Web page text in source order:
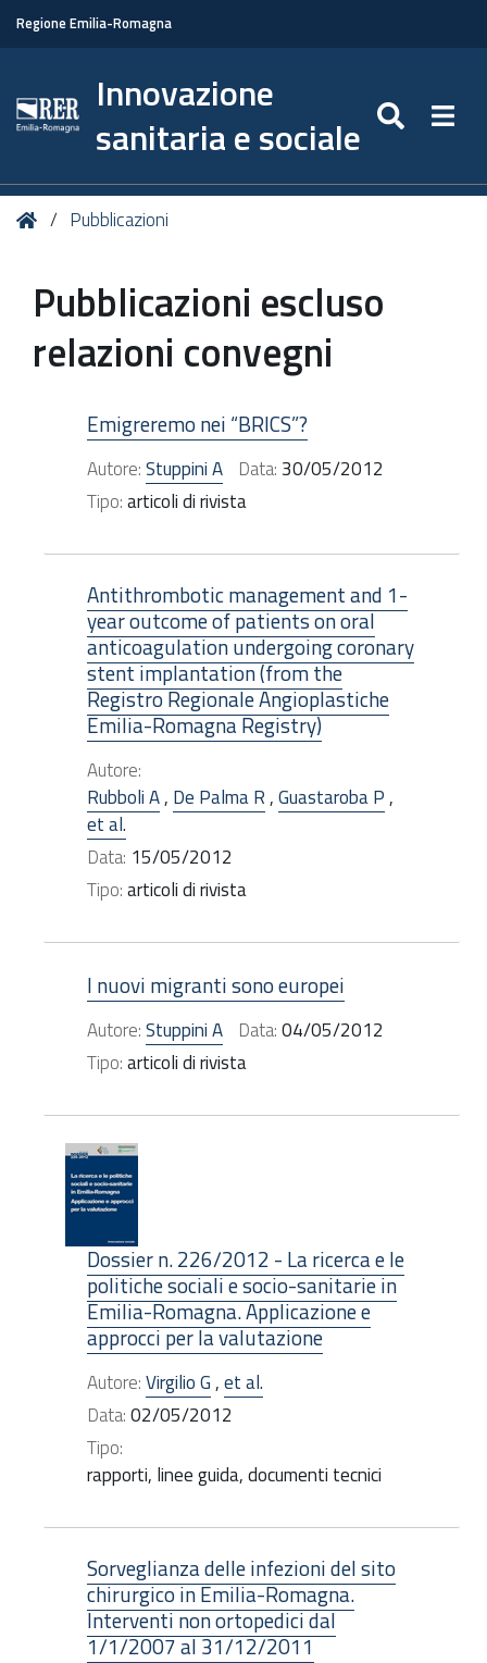
Regione Emilia-Romagna
Innovazione
sanitaria e sociale
Tu HomePubblicazioni
Pubblicazioni escluso
relazioni convegni
Emigreremo nei “BRICS”?
Autore:Stuppini A Data: 30/05/2012
Tipo:articoli di rivista
Antithrombotic management and 1-
year outcome of patients on oral
anticoagulation undergoing coronary
stent implantation (from the
Registro Regionale Angioplastiche
Emilia-Romagna Registry)
Autore:
Rubboli A, De Palma R,Guastaroba P,
et al.
Data: 15/05/2012
Tipo:articoli di rivista
I nuovi migranti sono europei
Autore:Stuppini A Data:04/05/2012
Tipo:articoli di rivista
Dossier n. 226/2012 - La ricerca e le
politiche sociali e socio-sanitarie in
Emilia-Romagna. Applicazione e
approcci per la valutazione
Autore:Virgilio G,et al.
Data:02/05/2012
Tipo:
rapporti, linee guida, documenti tecnici
Sorveglianza delle infezioni del sito
chirurgico in Emilia-Romagna.
Interventi non ortopedici dal
1/1/2007 al 31/12/2011